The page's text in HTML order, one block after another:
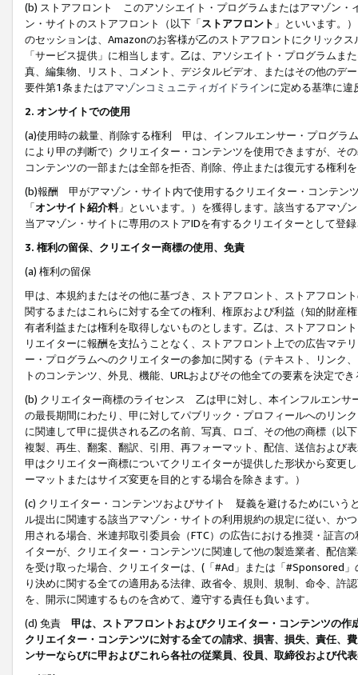
(b) ストアフロント このアソシエイト・プログラムまたはアマゾン・
ン・サイトのストアフロント（以下「ストアフロント 」といいます。
のセッションは、Amazonのお客様が乙のストアフロントにクリック
「サービス提供」に相当します。乙は、アソシエイト・プログラム
真、編集物、リスト、コメント、デジタルビデオ、またはその他のデ
要件第1条またはアマゾンコミュニティガイドラインに定める基準に違
2. オンサイトでの使用
(a)使用時の裁量、削除する権利 甲は、インフルエンサー・プログラ
により甲の判断で）クリエイター・コンテンツを使用できますが、そ
コンテンツの一部または全部を拒否、削除、停止または復元する権利
(b)報酬 甲がアマゾン・サイト内で使用するクリエイター・コンテン
「オンサイト紹介料」といいます。）を獲得します。該当するアマゾ
当アマゾン・サイトに専用のストアIDを有するクリエイターとして登
3. 権利の留保、クリエイター商標の使用、免責
(a) 権利の留保
甲は、本規約またはその他に基づき、ストアフロント、ストアフロン
関するまたはこれらに対する全ての権利、権原および利益（知的財産
有者利益または権利を取得しないものとします。乙は、ストアフロン
リエイターに報酬を支払うことなく、ストアフロント上での広告マテ
ー・プログラムへのクリエイターの参加に関する（テキスト、リンク
トのコンテンツ、外見、機能、URLおよびその他全ての要素を決定で
(b) クリエイター商標のライセンス 乙は甲に対し、本インフルエンサ
の最長期間にわたり、甲に対してパブリック・プロフィールへのリン
に関連して甲に提供される乙の名前、写真、ロゴ、その他の商標（以
複製、再生、翻案、翻訳、引用、再フォーマット、配信、送信および
甲はクリエイター商標についてクリエイターが提供した形状から変更
ーマットまたはサイズ変更を目的とする場合を除きます。）
(c) クリエイター・コンテンツおよびサイト 疑義を避けるためにいう
ル提出に関連する該当アマゾン・サイトの利用規約の規定に従い、か
用される場合、米連邦取引委員会（FTC）の広告における推奨・証言
イターが、クリエイター・コンテンツに関連して他の製造業者、配信
を受け取った場合、クリエイターは、(「#Ad」または「#Sponsored
り決めに関する全ての適用ある法律、政省令、規則、規制、命令、許
を、開示に関連するものを含めて、遵守する責任も負います。
(d) 免責 甲は、ストアフロントおよびクリエイター・コンテンツの
クリエイター・コンテンツに対する全ての請求、損害、損失、責任、
ンサーならびに甲およびこれら各社の従業員、役員、取締役および代